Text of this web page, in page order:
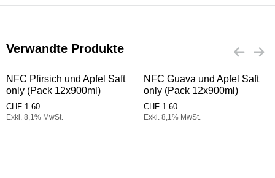
Verwandte Produkte
NFC Pfirsich und Apfel Saft
only (Pack 12x900ml)
CHF 1.60
Exkl. 8,1% MwSt.
NFC Guava und Apfel Saft
only (Pack 12x900ml)
CHF 1.60
Exkl. 8,1% MwSt.